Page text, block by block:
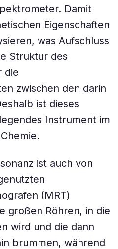
Damit
Eigenschaften
was Aufschluss
Struktur des
die
zwischen den darin
ist dieses
Instrument im
ist auch von
(MRT)
großen Röhren, in die
wird und die dann
brummen, während